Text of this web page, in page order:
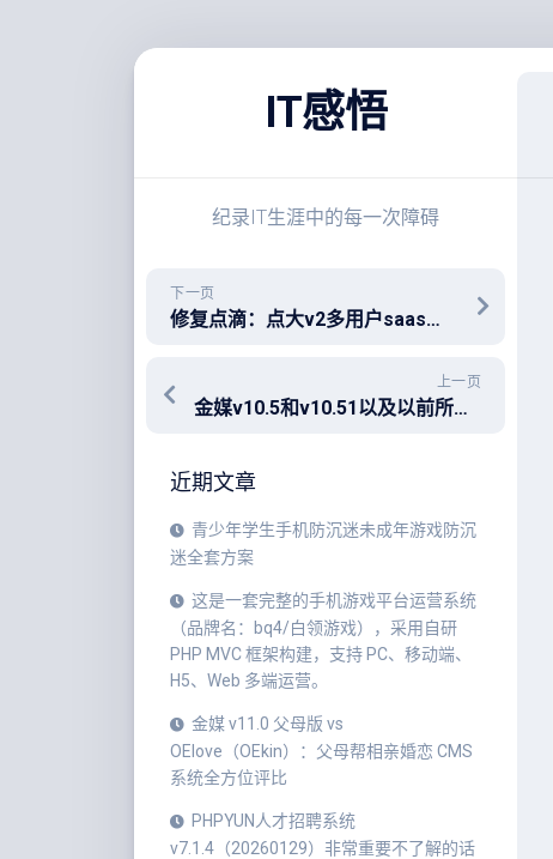
IT感悟
纪录IT生涯中的每一次障碍
下一页
修复点滴：点大v2多用户saas商城系统修复排队免单插件无法保存设置！修复汇付抖拱支付插件无法设置对接参数+对应后台Php控制器
上一页
金媒v10.5和v10.51以及以前所有版本都有Bug购买者请注意先测试！
近期文章
青少年学生手机防沉迷未成年游戏防沉
迷全套方案
这是一套完整的手机游戏平台运营系统
（品牌名：bq4/白领游戏），采用自研
PHP MVC 框架构建，支持 PC、移动端、
H5、Web 多端运营。
金媒 v11.0 父母版 vs
OElove（OEkin）：父母帮相亲婚恋 CMS
系统全方位评比
PHPYUN人才招聘系统
v7.1.4（20260129）非常重要不了解的话